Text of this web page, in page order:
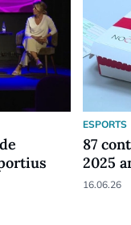
ESPORTS
87
2025
16.06.26